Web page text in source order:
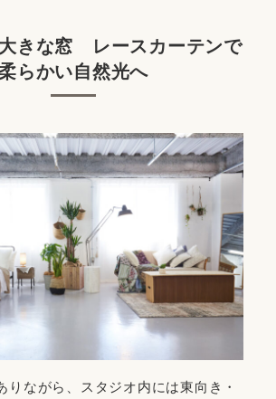
きな窓 レースカーテンで
らかい自然光へ
りながら、スタジオ内には東向き・